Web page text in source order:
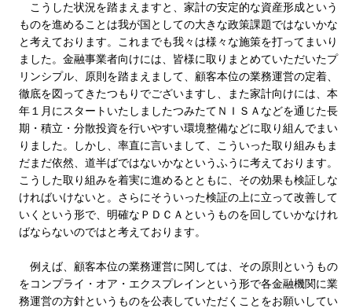
こうした状況を踏まえますと、家計の安定的な資産形成という
ものを進めることは我が国としての大きな政策課題ではないかな
と考えております。これまでも我々は様々な施策を打ってまいり
ました。金融事業者向けには、皆様に取りまとめていただいたプ
リンシプル、原則を踏まえまして、顧客本位の業務運営の定着、
徹底を図ってきたつもりでございますし、また家計向けには、本
年１月にスタートいたしましたつみたてＮＩＳＡなどを通じた長
期・積立・分散投資を行いやすい環境整備などに取り組んでまい
りました。しかし、率直に言いまして、こういった取り組みもま
だまだ依然、道半ばではないかなというふうに考えております。
こうした取り組みを着実に進めるとともに、その効果も検証しな
ければいけないと。さらにそういった検証の上に立って改善して
いくという形で、明確なＰＤＣＡというものを回していかなけれ
ばならないのではと考えております。
例えば、顧客本位の業務運営に関しては、その原則というもの
をコンプライ・オア・エクスプレインという形で各金融機関に業
務運営の方針というものを公表していただくことをお願いしてい